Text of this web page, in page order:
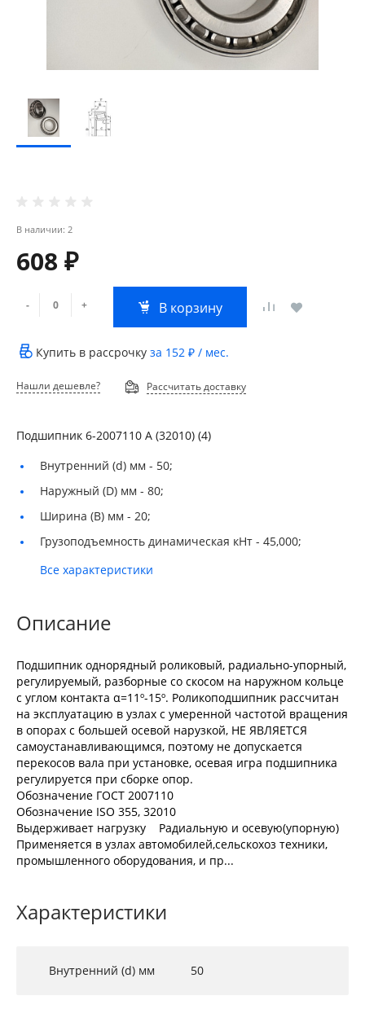
В наличии: 2
608 ₽
- + В корзину
Купить в рассрочку за 152 ₽ / мес.
Нашли дешевле? Рассчитать доставку
Подшипник 6-2007110 А (32010) (4)
Внутренний (d) мм - 50;
Наружный (D) мм - 80;
Ширина (B) мм - 20;
Грузоподъемность динамическая кНт - 45,000;
Все характеристики
Описание
Подшипник однорядный роликовый, радиально-упорный,
регулируемый, разборные со скосом на наружном кольце
с углом контакта α=11º-15º. Роликоподшипник рассчитан
на эксплуатацию в узлах с умеренной частотой вращения
в опорах с большей осевой нарузкой, НЕ ЯВЛЯЕТСЯ
самоустанавливающимся, поэтому не допускается
перекосов вала при установке, осевая игра подшипника
регулируется при сборке опор.
Обозначение ГОСТ 2007110
Обозначение ISO 355, 32010
Выдерживает нагрузку Радиальную и осевую(упорную)
Применяется в узлах автомобилей,сельскохоз техники,
промышленного оборудования, и пр...
Характеристики
Внутренний (d) мм 50